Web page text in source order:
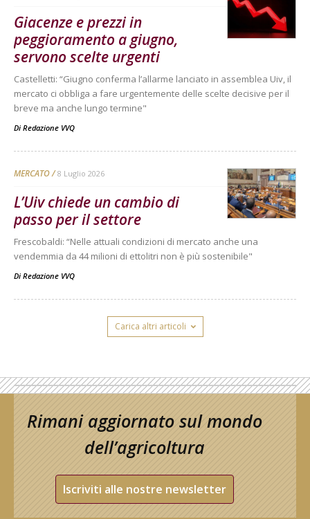
Giacenze e prezzi in
peggioramento a giugno,
servono scelte urgenti
Castelletti: “Giugno conferma l’allarme lanciato in assemblea Uiv, il
mercato ci obbliga a fare urgentemente delle scelte decisive per il
breve ma anche lungo termine"
Di Redazione VVQ
MERCATO 8 Luglio 2026
L’Uiv chiede un cambio di
passo per il settore
Frescobaldi: “Nelle attuali condizioni di mercato anche una
vendemmia da 44 milioni di ettolitri non è più sostenibile"
Di Redazione VVQ
Carica altri articoli
Rimani aggiornato sul mondo
dell’agricoltura
Iscriviti alle nostre newsletter